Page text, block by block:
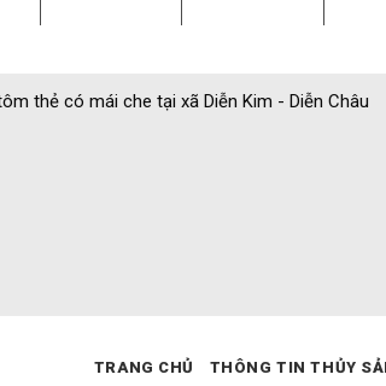
TRANG CHỦ THÔNG TIN THỦY